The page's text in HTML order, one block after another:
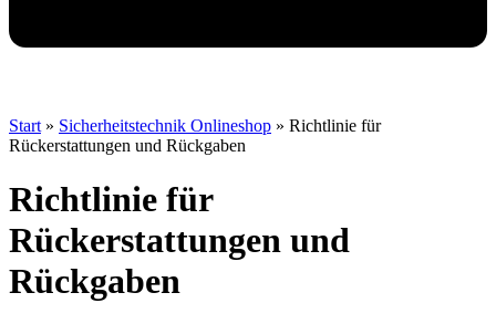
Start » Sicherheitstechnik Onlineshop » Richtlinie für
Rückerstattungen und Rückgaben
Richtlinie für
Rückerstattungen und
Rückgaben